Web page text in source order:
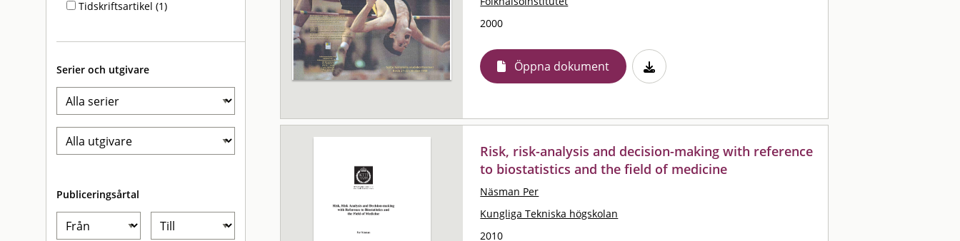
Tidskriftsartikel (1)
Serier och utgivare
Publiceringsårtal
2000
Öppna dokument
Risk, risk-analysis and decision-making with reference
to biostatistics and the field of medicine
Näsman Per
Kungliga Tekniska högskolan
2010